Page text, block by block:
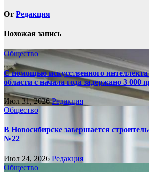
От Редакция
Похожая запись
Общество
С помощью искусственного
области с начала года задержано 3 000
Июл 31, 2026Редакция
Общество
В Новосибирске завершается
№22
Июл 24, 2026 Редакция
Общество